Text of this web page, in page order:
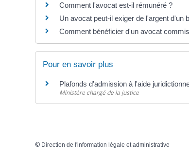
Comment l'avocat est-il rémunéré ?
Un avocat peut-il exiger de l'argent d'un
Comment bénéficier d'un avocat
Pour en savoir plus
Plafonds d'admission à l'aide
Ministère chargé de la justice
© Direction de l'information légale et administrative